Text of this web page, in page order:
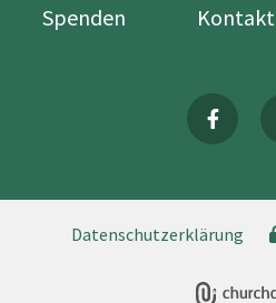
Spenden Kontakt
Datenschutzerklärung